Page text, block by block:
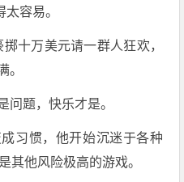
容易。
十万美元请一群人狂欢，
。
问题，快乐才是。
习惯，他开始沉迷于各种
他风险极高的游戏。